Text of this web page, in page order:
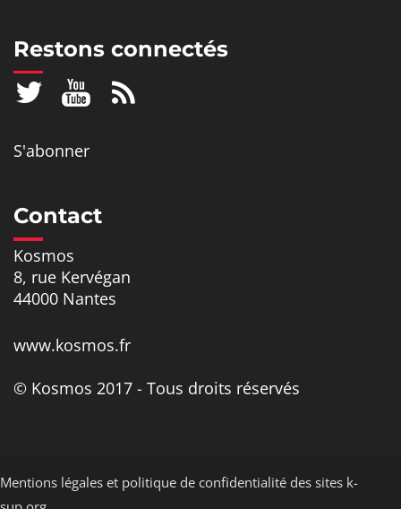
Restons connectés
S'abonner
Contact
Kosmos
8, rue Kervégan
44000 Nantes
www.kosmos.fr
© Kosmos 2017 - Tous droits réservés
Mentions légales et politique de confidentialité des sites k-